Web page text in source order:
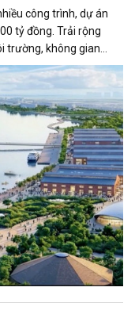
công trình, dự án
tỷ đồng. Trải rộng
trường, không gian
kỳ vọng tạo động lực
triển và nâng cao năng